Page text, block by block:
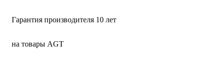
Гарантия производителя 10 лет
на товары AGT